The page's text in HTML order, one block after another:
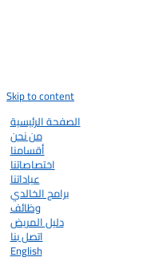
Skip to content
الصفحة الرئيسية
من نحن
أقسامنا
اختصاصاتنا
عياداتنا
برامج الخالدي
وظائف
دليل المريض
اتصل بنا
English